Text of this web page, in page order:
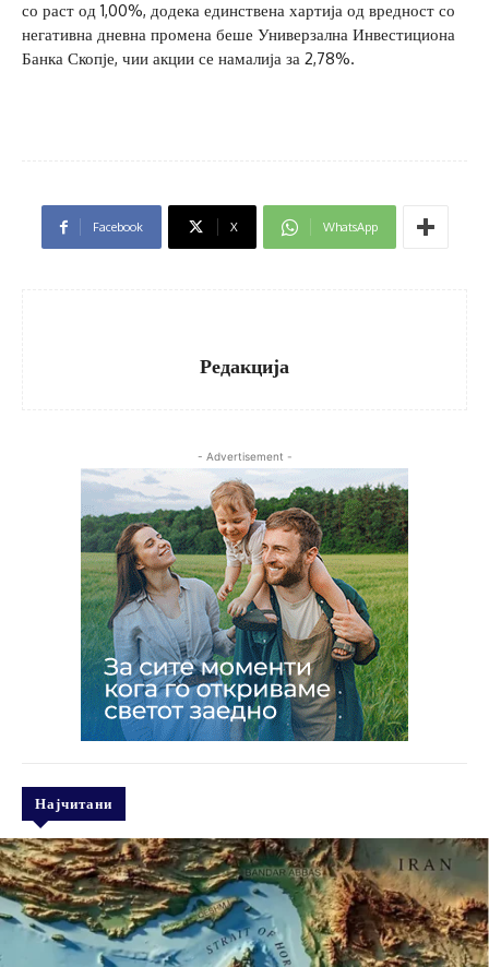
со раст од 1,00%, додека единствена хартија од вредност со
негативна дневна промена беше Универзална Инвестициона
Банка Скопје, чии акции се намалија за 2,78%.
Facebook X WhatsApp
Редакција
- Advertisement -
Најчитани